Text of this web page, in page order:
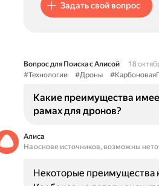
Задать свой вопрос
Вопрос для Поиска с Алисой
18
#Технологии
#Дроны
Какие преимущества
рамах для дронов?
Алиса
На основе источников, возможны
Некоторые преимущества